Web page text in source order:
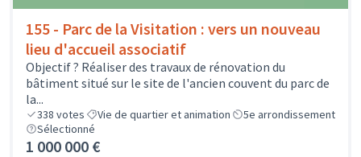
155 - Parc de la Visitation : vers un nouveau
lieu d'accueil associatif
Objectif ? Réaliser des travaux de rénovation du
bâtiment situé sur le site de l'ancien couvent du parc de
la...
338 votes Vie de quartier et animation
5e arrondissement
Sélectionné
1 000 000 €